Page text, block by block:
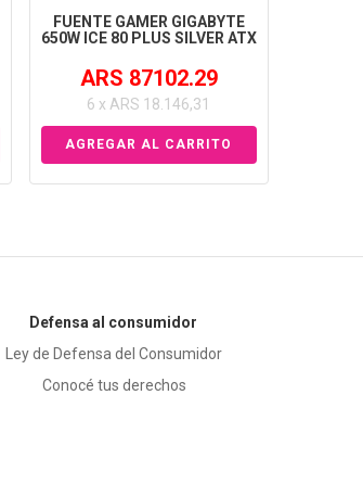
FUENTE GAMER GIGABYTE
650W ICE 80 PLUS SILVER ATX
ARS 87102.29
6 x ARS 18.146,31
Defensa al consumidor
Ley de Defensa del Consumidor
Conocé tus derechos